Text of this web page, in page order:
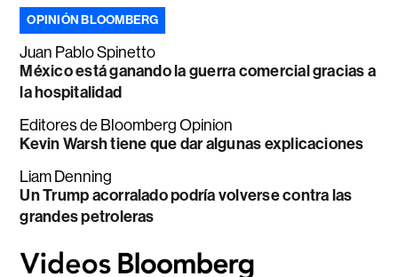
OPINIÓN BLOOMBERG
Juan Pablo Spinetto
México está ganando la guerra comercial gracias a
la hospitalidad
Editores de Bloomberg Opinion
Kevin Warsh tiene que dar algunas explicaciones
Liam Denning
Un Trump acorralado podría volverse contra las
grandes petroleras